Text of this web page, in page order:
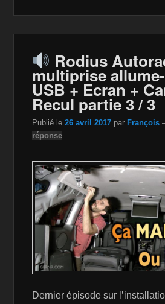
o
k
W
is
h
Li
k
Rodius
multiprise
USB + Ecran +
Recul partie 3 / 3
Publié le26 avril 2017 par François
réponse
Dernier épisode sur